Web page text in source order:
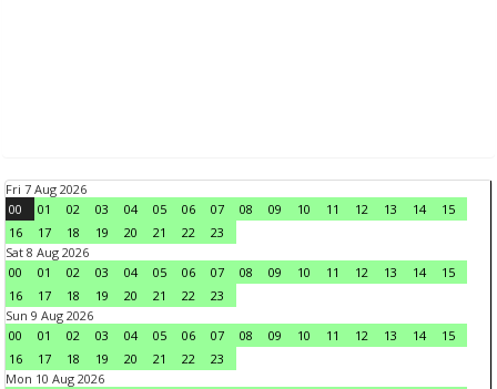
Fri 7 Aug 2026
00
01 02 03 04 05 06 07 08 09 10 11 12 13 14
15
16
17 18 19 20 21 22
23
Sat 8 Aug 2026
00
01 02 03 04 05 06 07 08 09 10 11 12 13 14
15
16
17 18 19 20 21 22
23
Sun 9 Aug 2026
00
01 02 03 04 05 06 07 08 09 10 11 12 13 14
15
16
17 18 19 20 21 22
23
Mon 10 Aug 2026